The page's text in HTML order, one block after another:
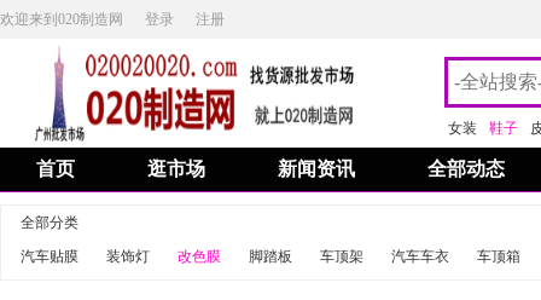
欢迎来到020制造网 登录 注册
女装 鞋子
首页 逛市场 新闻资讯 全部动态
全部分类
汽车贴膜
装饰灯 改色膜 脚踏板 车顶架 汽车车衣 车顶箱